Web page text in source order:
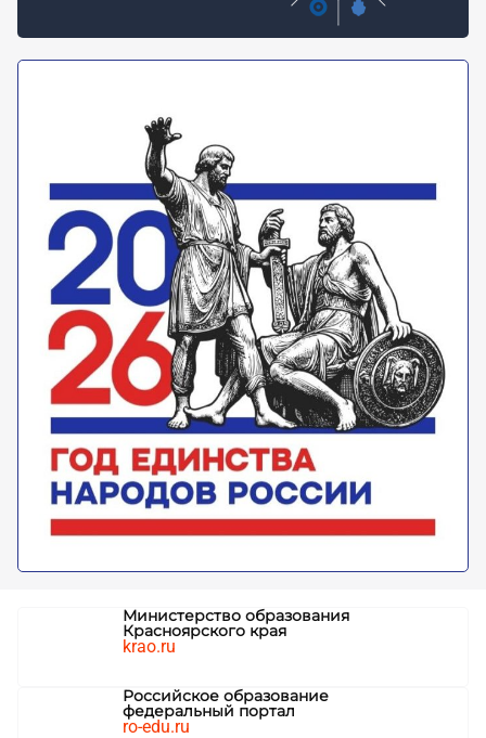
Министерство образования
Красноярского края
krao.ru
Российское образование
федеральный портал
ro-edu.ru